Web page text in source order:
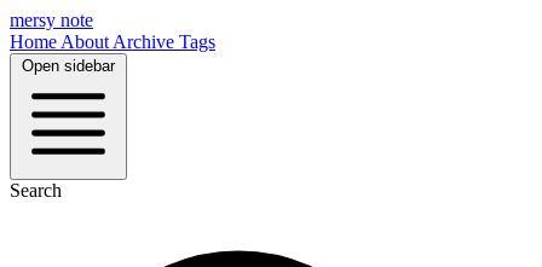
mersy note
Home About Archive Tags
Open sidebar
Search